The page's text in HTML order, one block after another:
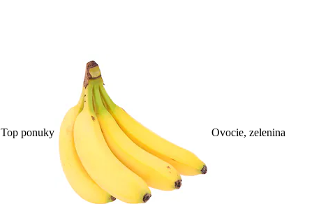
Top ponuky Ovocie, zelenina